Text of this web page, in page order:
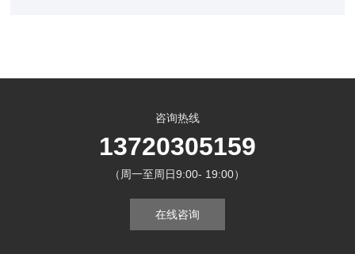
咨询热线
13720305159
（周一至周日9:00- 19:00）
在线咨询